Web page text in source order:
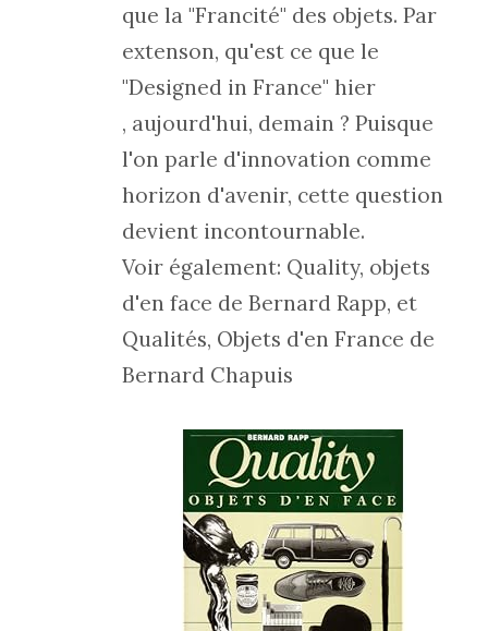
que la "Francité" des objets. Par
extenson, qu'est ce que le
"Designed in France" hier
, aujourd'hui, demain ? Puisque
l'on parle d'innovation comme
horizon d'avenir, cette question
devient incontournable.
Voir également: Quality, objets
d'en face de Bernard Rapp, et
Qualités, Objets d'en France de
Bernard Chapuis